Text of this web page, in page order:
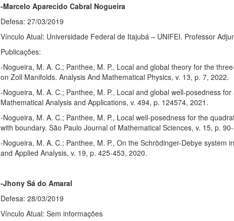
-Marcelo Aparecido Cabral Nogueira
Defesa: 27/03/2019
Vínculo Atual: Universidade Federal de Itajubá – UNIFEI. Professor
Publicações:
-Nogueira, M. A. C.; Panthee, M. P., Local and global theory for the
on Zoll Manifolds. Analysis And Mathematical Physics, v. 13, p. 7, 2022.
-Nogueira, M. A. C.; Panthee, M. P., Local and global well-posedness
Mathematical Analysis and Applications, v. 494, p. 124574, 2021.
-Nogueira, M. A. C.; Panthee, M. P., Local well-posedness for the
with boundary. São Paulo Journal of Mathematical Sciences, v. 15, p.
-Nogueira, M. A. C.; Panthee, M. P., On the Schrödinger-Debye
and Applied Analysis, v. 19, p. 425-453, 2020.
-Jhony Sá do Amaral
Defesa: 28/03/2019
Vínculo Atual: Sem informações